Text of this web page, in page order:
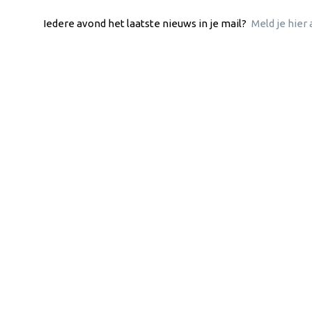
Iedere avond het laatste nieuws in je mail? Meld je hier